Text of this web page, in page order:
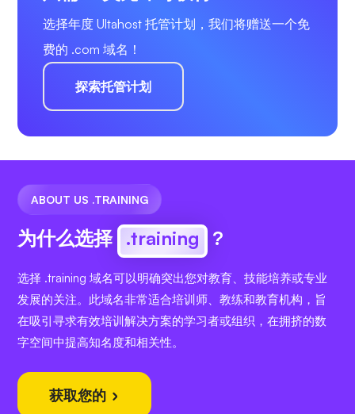
选择年度 Ultahost 托管计划，我们将赠送一个免
费的 .com 域名！
探索托管计划
ABOUT US .TRAINING
为什么选择 .training ?
选择 .training 域名可以明确突出您对教育、技能培养或专业
发展的关注。此域名非常适合培训师、教练和教育机构，旨
在吸引寻求有效培训解决方案的学习者或组织，在拥挤的数
字空间中提高知名度和相关性。
获取您的